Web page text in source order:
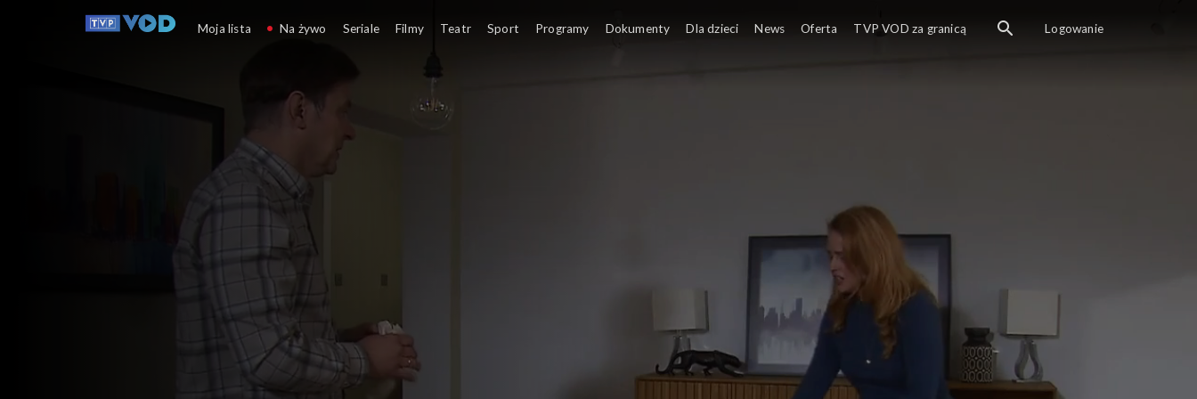
Klan
Moja lista Na żywo Seriale Filmy Teatr Sport Programy Dokumenty Dla dzieci News Oferta TVP VOD za granicą Logowanie